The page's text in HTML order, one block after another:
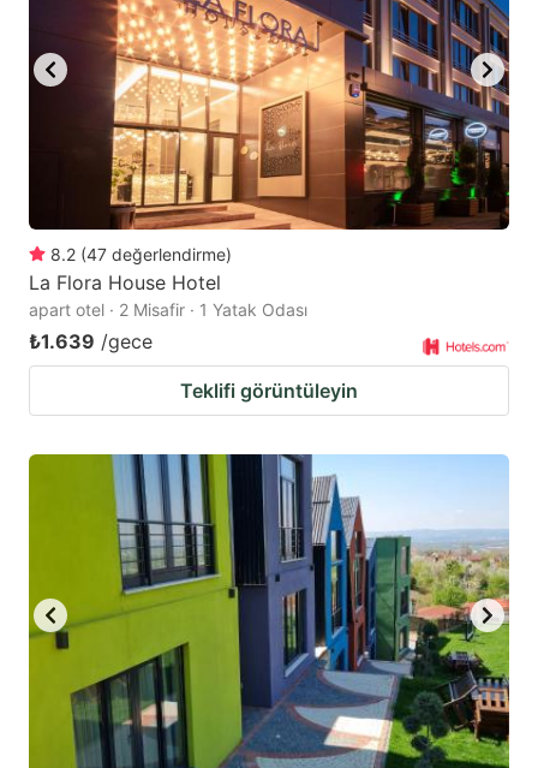
8.2 (47 değerlendirme)
La Flora House Hotel
apart otel · 2 Misafir · 1 Yatak Odası
₺1.639 /gece
Teklifi görüntüleyin